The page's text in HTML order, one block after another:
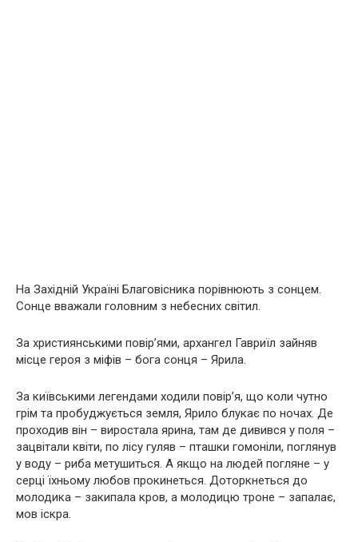
На Західній Україні Благовісника порівнюють з сонцем.
Сонце вважали головним з небесних світил.
За християнськими повір’ями, архангел Гавриїл зайняв
місце героя з міфів – бога сонця – Ярила.
За київськими легендами ходили повір’я, що коли чутно
грім та пробуджується земля, Ярило блукає по ночах. Де
проходив він – виростала ярина, там де дивився у поля –
зацвітали квіти, по лісу гуляв – пташки гомоніли, поглянув
у воду – риба метушиться. А якщо на людей погляне – у
серці їхньому любов прокинеться. Доторкнеться до
молодика – закипала кров, а молодицю троне – запалає,
мов іскра.